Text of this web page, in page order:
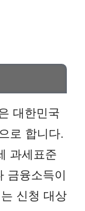
대한민국
로 합니다.
과세표준
금융소득이
신청 대상